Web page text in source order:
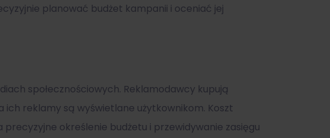
planować budżet kampanii i oceniać jej
społecznościowych. Reklamodawcy kupują
reklamy są wyświetlane użytkownikom. Koszt
określenie budżetu i przewidywanie zasięgu